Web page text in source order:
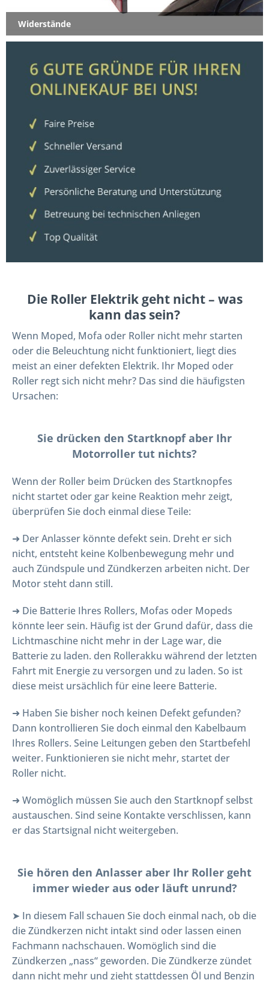
Widerstände
Die Roller Elektrik geht nicht – was
kann das sein?
Wenn Moped, Mofa oder Roller nicht mehr starten
oder die Beleuchtung nicht funktioniert, liegt dies
meist an einer defekten Elektrik. Ihr Moped oder
Roller regt sich nicht mehr? Das sind die häufigsten
Ursachen:
Sie drücken den Startknopf aber Ihr
Motorroller tut nichts?
Wenn der Roller beim Drücken des Startknopfes
nicht startet oder gar keine Reaktion mehr zeigt,
überprüfen Sie doch einmal diese Teile:
➜ Der Anlasser könnte defekt sein. Dreht er sich
nicht, entsteht keine Kolbenbewegung mehr und
auch Zündspule und Zündkerzen arbeiten nicht. Der
Motor steht dann still.
➜ Die Batterie Ihres Rollers, Mofas oder Mopeds
könnte leer sein. Häufig ist der Grund dafür, dass die
Lichtmaschine nicht mehr in der Lage war, die
Batterie zu laden. den Rollerakku während der letzten
Fahrt mit Energie zu versorgen und zu laden. So ist
diese meist ursächlich für eine leere Batterie.
➜ Haben Sie bisher noch keinen Defekt gefunden?
Dann kontrollieren Sie doch einmal den Kabelbaum
Ihres Rollers. Seine Leitungen geben den Startbefehl
weiter. Funktionieren sie nicht mehr, startet der
Roller nicht.
➜ Womöglich müssen Sie auch den Startknopf selbst
austauschen. Sind seine Kontakte verschlissen, kann
er das Startsignal nicht weitergeben.
Sie hören den Anlasser aber Ihr Roller geht
immer wieder aus oder läuft unrund?
➤ In diesem Fall schauen Sie doch einmal nach, ob die
die Zündkerzen nicht intakt sind oder lassen einen
Fachmann nachschauen. Womöglich sind die
Zündkerzen „nass“ geworden. Die Zündkerze zündet
dann nicht mehr und zieht stattdessen Öl und Benzin